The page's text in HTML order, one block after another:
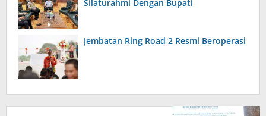
Silaturahmi Dengan Bupati
Jembatan Ring Road 2 Resmi Beroperasi